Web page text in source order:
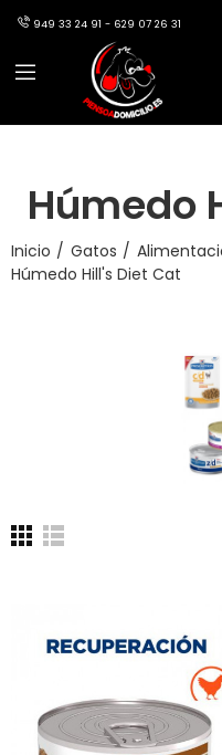
949 33 24 91 - 629 07 26 31
Húmedo
Inicio Gatos
Húmedo Hill's Diet Cat